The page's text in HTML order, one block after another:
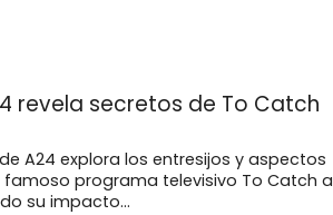
revela secretos de To Catch
A24 explora los entresijos y aspectos
programa televisivo To Catch a
su impacto...